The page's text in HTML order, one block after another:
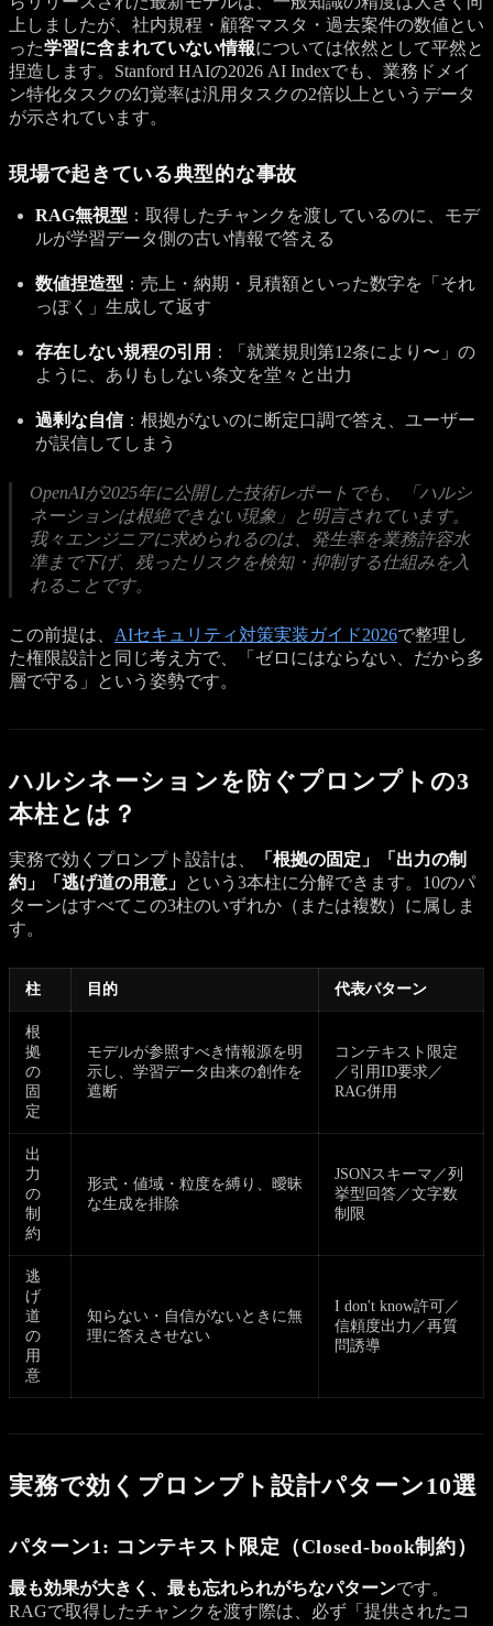
上しましたが、社内規程・顧客マスタ・過去案件の数値とい
った学習に含まれていない情報については依然として平然と
捏造します。Stanford HAIの2026 AI Indexでも、業務ドメイ
ン特化タスクの幻覚率は汎用タスクの2倍以上というデータ
が示されています。
現場で起きている典型的な事故
RAG無視型 ：取得したチャンクを渡しているのに、モデ
ルが学習データ側の古い情報で答える
数値捏造型 ：売上・納期・見積額といった数字を「それ
っぽく」生成して返す
存在しない規程の引用 ：「就業規則第12条により〜」の
ように、ありもしない条文を堂々と出力
過剰な自信：根拠がないのに断定口調で答え、ユーザー
が誤信してしまう
OpenAIが2025年に公開した技術レポートでも、「ハルシ
ネーションは根絶できない現象」と明言されています。
我々エンジニアに求められるのは、発生率を業務許容水
準まで下げ、残ったリスクを検知・抑制する仕組みを入
れることです。
この前提は、 AIセキュリティ対策実装ガイド2026で整理し
た権限設計と同じ考え方で、「ゼロにはならない、だから多
層で守る」という姿勢です。
ハルシネーションを防ぐプロンプトの3
本柱とは？
実務で効くプロンプト設計は、
「根拠の固定」「出力の制
約」「逃げ道の用意」 という3本柱に分解できます。10のパ
ターンはすべてこの3柱のいずれか（または複数）に属しま
す。
柱 目的 代表パターン
根
拠
の
固
定
モデルが参照すべき情報源を明
示し、学習データ由来の創作を
遮断
コンテキスト限定
／引用ID要求／
RAG併用
出
力
の
制
約
形式・値域・粒度を縛り、曖昧
な生成を排除
JSONスキーマ／列
挙型回答／文字数
制限
逃
げ
道
の
用
意
知らない・自信がないときに無
理に答えさせない
I don't know許可／
信頼度出力／再質
問誘導
実務で効くプロンプト設計パターン10選
パターン1: コンテキスト限定（Closed-book制約）
最も効果が大きく、最も忘れられがちなパターンです。
RAGで取得したチャンクを渡す際は、必ず「提供されたコ